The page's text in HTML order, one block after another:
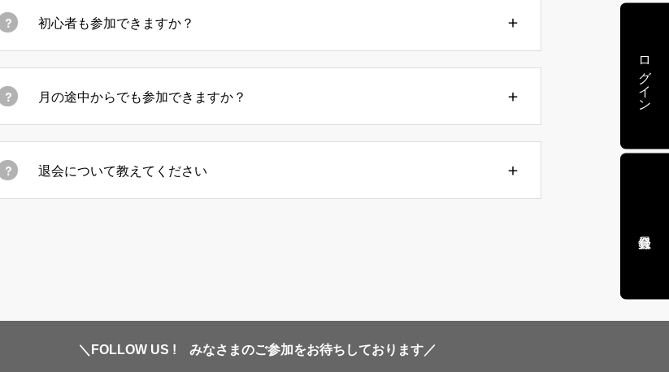
初心者も参加できますか？
月の途中からでも参加できますか？
退会について教えてください
＼FOLLOW US ! みなさまのご参加をお待ちしております／
ログイン